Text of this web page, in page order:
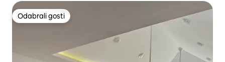
Odabrali gosti
Odabrali gosti